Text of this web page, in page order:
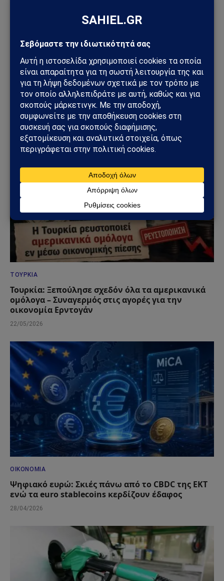
ΚΌΣΜΟΣ
Ιράν: Μπλακ άουτ στις τραπεζικές κάρτες
προκαλεί ανησυχία – Εκατομμύρια συναλλαγές
επηρεάστηκαν σε όλη τη χώρα
13/06/2026
ΤΟΥΡΚΊΑ
Τουρκία: Ξεπούλησε σχεδόν όλα τα αμερικανικά
ομόλογα – Συναγερμός στις αγορές για την
οικονομία Ερντογάν
22/05/2026
ΟΙΚΟΝΟΜΊΑ
Ψηφιακό ευρώ: Σκιές πάνω από το CBDC της ΕΚΤ
ενώ τα euro stablecoins κερδίζουν έδαφος
28/04/2026